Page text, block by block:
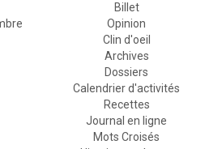
Billet
Opinion
Clin d'oeil
Archives
Dossiers
Calendrier d'activités
Recettes
Journal en ligne
Mots Croisés